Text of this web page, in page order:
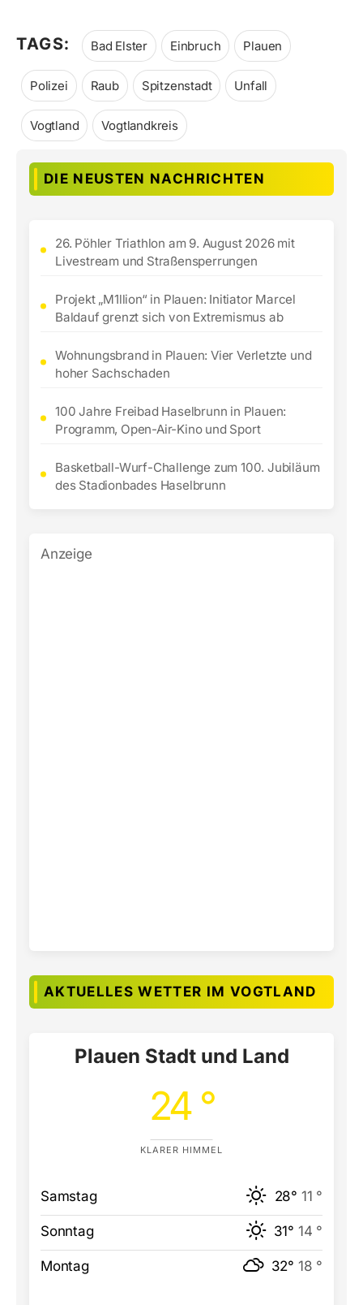
TAGS: Bad Elster Einbruch Plauen
Polizei Raub Spitzenstadt Unfall
Vogtland Vogtlandkreis
DIE NEUSTEN NACHRICHTEN
26. Pöhler Triathlon am 9. August 2026 mit
Livestream und Straßensperrungen
Projekt „M1llion“ in Plauen: Initiator Marcel
Baldauf grenzt sich von Extremismus ab
Wohnungsbrand in Plauen: Vier Verletzte und
hoher Sachschaden
100 Jahre Freibad Haselbrunn in Plauen:
Programm, Open-Air-Kino und Sport
Basketball-Wurf-Challenge zum 100. Jubiläum
des Stadionbades Haselbrunn
Anzeige
AKTUELLES WETTER IM VOGTLAND
Plauen Stadt und Land
24 °
KLARER HIMMEL
Samstag 28° 11 °
Sonntag 31° 14 °
Montag 32° 18 °